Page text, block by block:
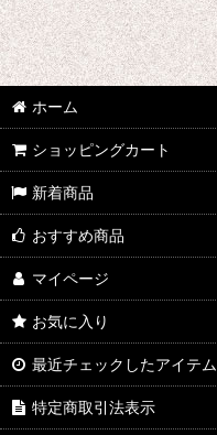
ホーム
ショッピングカート
新着商品
おすすめ商品
マイページ
お気に入り
最近チェックしたアイテム
特定商取引法表示